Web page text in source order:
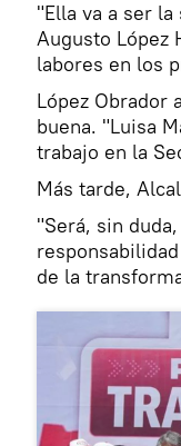
"Ella va a ser
Augusto López
labores en los
López Obrador
buena. "Luisa
trabajo en la
Más tarde,
"Será, sin
de la